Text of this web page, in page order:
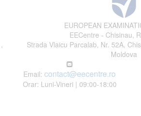
EUROPEAN
EECentre - Chisinau,
Strada Vlaicu Parcalab, Nr. 52A,
Moldova
Email: contact@eecentre.ro
Orar: Luni-Vineri | 09:00-18:00